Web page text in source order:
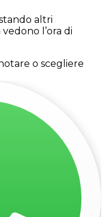
altri
l’ora di
o scegliere